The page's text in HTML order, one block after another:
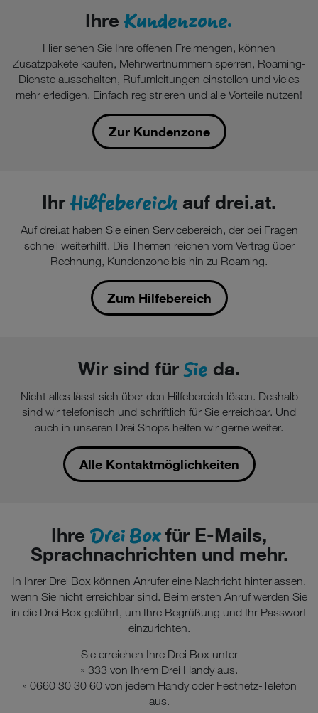
IhreKundenzone.
Hier sehen Sie Ihre offenen Freimengen, können
Zusatzpakete kaufen, Mehrwertnummern sperren, Roaming-
Dienste ausschalten, Rufumleitungen einstellen und vieles
mehr erledigen. Einfach registrieren und alle Vorteile nutzen!
Zur Kundenzone
Ihr Hilfebereich auf drei.at.
Auf drei.at haben Sie einen Servicebereich, der bei Fragen
schnell weiterhilft. Die Themen reichen vom Vertrag über
Rechnung, Kundenzone bis hin zu Roaming.
Zum Hilfebereich
Wir sind für Sie da.
Nicht alles lässt sich über den Hilfebereich lösen. Deshalb
sind wir telefonisch und schriftlich für Sie erreichbar. Und
auch in unseren Drei Shops helfen wir gerne weiter.
Alle Kontaktmöglichkeiten
Ihre Drei Boxfür E-Mails,
Sprachnachrichten und mehr.
In Ihrer Drei Box können Anrufer eine Nachricht hinterlassen,
wenn Sie nicht erreichbar sind. Beim ersten Anruf werden Sie
in die Drei Box geführt, um Ihre Begrüßung und Ihr Passwort
einzurichten.
Sie erreichen Ihre Drei Box unter
» 333 von Ihrem Drei Handy aus.
» 0660 30 30 60 von jedem Handy oder Festnetz-Telefon
aus.